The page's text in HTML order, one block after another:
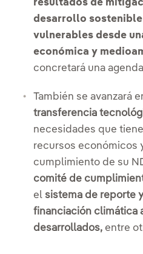
resultados de
desarrollo sostenible
vulnerables desde
económica y
concretará una
También se avanzará
transferencia
necesidades que
recursos económicos
cumplimiento de su
comité de
el sistema de reporte
financiación climática
desarrollados, entre